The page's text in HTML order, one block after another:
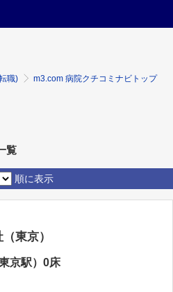
職)
m3.com 病院クチコミナビトップ
覧
順に表示
東京）
京駅）0床